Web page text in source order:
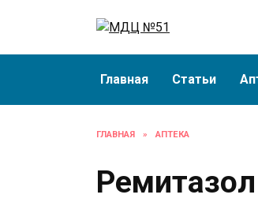
Главная Статьи
ГЛАВНАЯ » АПТЕКА